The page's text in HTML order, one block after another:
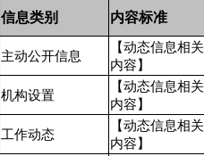
信息类别 内容标准
主动公开信息
【动态信息相关
内容】
机构设置
【动态信息相关
内容】
工作动态
【动态信息相关
内容】